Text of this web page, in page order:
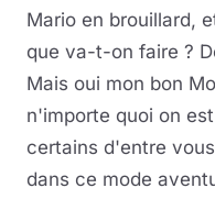
Mario en brouillard,
que va-t-on faire ?
Mais oui mon bon
n'importe quoi on
certains d'entre
dans ce mode